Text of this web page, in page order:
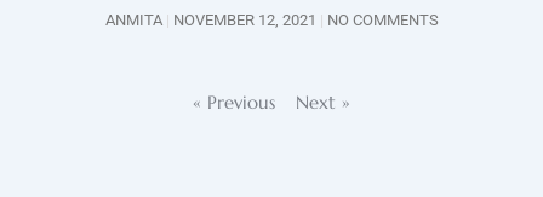
ANMITA NOVEMBER 12, 2021 NO COMMENTS
« Previous Next »